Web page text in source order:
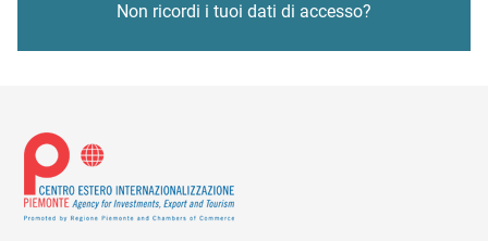
Non ricordi i tuoi dati di accesso?